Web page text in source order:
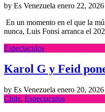
by Es Venezuela enero 22, 2026
En un momento en el que la
nunca, Luis Fonsi arranca el
Espectaculos
Karol G y Feid
by Es Venezuela enero 20, 2026
Chile, Espectaculos